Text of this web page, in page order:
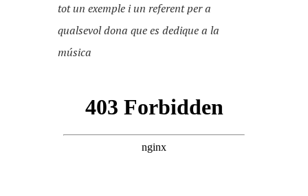
tot un exemple i un referent per a
qualsevol dona que es dedique a la
música